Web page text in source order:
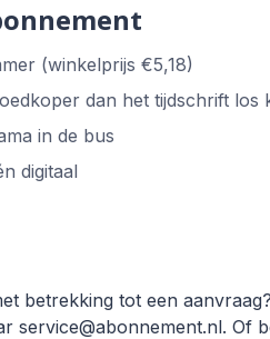
(winkelprijs €5,18)
dan het tijdschrift los
in de bus
digitaal
betrekking tot een
service@abonnement.nl. Of